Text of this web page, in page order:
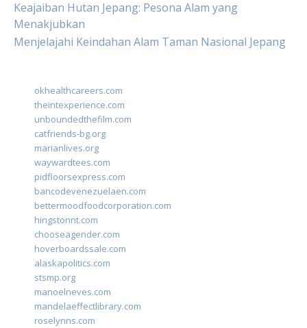
Keajaiban Hutan Jepang: Pesona Alam yang
Menakjubkan
Menjelajahi Keindahan Alam Taman Nasional Jepang
okhealthcareers.com
theintexperience.com
unboundedthefilm.com
catfriends-bg.org
marianlives.org
waywardtees.com
pidfloorsexpress.com
bancodevenezuelaen.com
bettermoodfoodcorporation.com
hingstonnt.com
chooseagender.com
hoverboardssale.com
alaskapolitics.com
stsmp.org
manoelneves.com
mandelaeffectlibrary.com
roselynns.com